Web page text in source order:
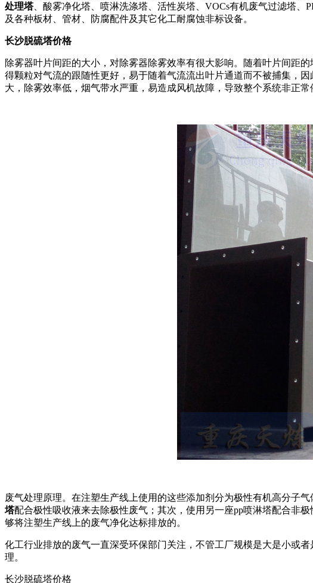
处理塔、酸雾净化塔、喷淋洗涤塔、活性炭塔、VOCs有机废气过滤塔
及各种板材、管材、防腐配件及其它化工耐腐蚀非标设备。
长沙脱硫塔价格
除雾器叶片间距的大小，对除雾器除雾效率有很大影响。随着叶片间距
得颗粒对气流的跟随性更好，易于随着气流流出叶片通道而不被捕集，
大，除雾效率低，烟气带水严重，易造成风机故障，导致整个系统非正常
废气处理原理。在注塑生产线上使用的这些添加剂分为极性有机高分子
塔配合极性吸收液来去除极性废气；其次，使用另一座pp喷淋塔配合非
够将注塑生产线上的废气净化达标排放的。
化工行业排放的废气一直深受环保部门关注，不管工厂规模是大是小或
理。
长沙脱硫塔价格